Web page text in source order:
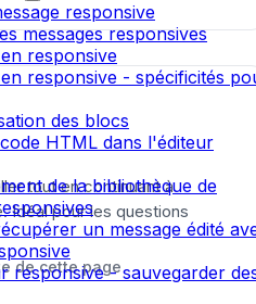
responsive
messages responsives
responsive
responsive - spécificités
des blocs
HTML dans l'éditeur
de la bibliothèque de
un message édité
responsive - sauvegarder
tout en continuant à
Idéal pour les questions
de cette page